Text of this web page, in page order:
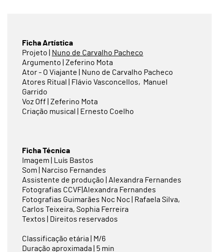
Ficha Artística
Projeto |
Nuno de Carvalho Pacheco
Argumento | Zeferino Mota
Ator - O Viajante | Nuno de Carvalho Pacheco
Atores Ritual | Flávio Vasconcellos, Manuel
Garrido
Voz Off | Zeferino Mota
Criação musical | Ernesto Coelho
Ficha Técnica
Imagem | Luís Bastos
Som | Narciso Fernandes
Assistente de produção | Alexandra Fernandes
Fotografias CCVF|Alexandra Fernandes
Fotografias Guimarães Noc Noc | Rafaela Silva,
Carlos Teixeira, Sophia Ferreira
Textos | Direitos reservados
Classificação etária | M/6
Duração aproximada | 5 min